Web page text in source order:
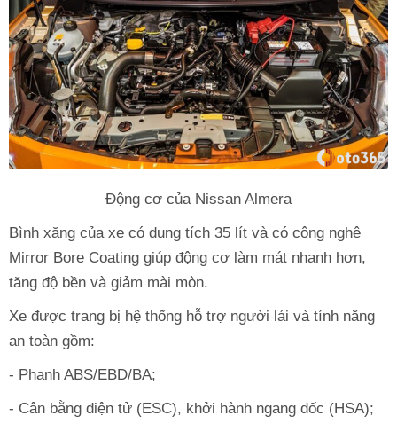
Động cơ của Nissan Almera
Bình xăng của xe có dung tích 35 lít và có công nghệ
Mirror Bore Coating giúp động cơ làm mát nhanh hơn,
tăng độ bền và giảm mài mòn.
Xe được trang bị hệ thống hỗ trợ người lái và tính năng
an toàn gồm:
- Phanh ABS/EBD/BA;
- Cân bằng điện tử (ESC), khởi hành ngang dốc (HSA);